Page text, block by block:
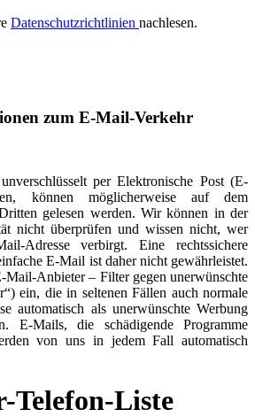
Datenschutzrichtlinien nachlesen.
zum E-Mail-Verkehr
per Elektronische Post (E-
können möglicherweise auf dem
gelesen werden. Wir können in der
nicht überprüfen und wissen nicht, wer
Adresse verbirgt. Eine rechtssichere
E-Mail ist daher nicht gewährleistet.
Mail-Anbieter – Filter gegen unerwünschte
ein, die in seltenen Fällen auch normale
automatisch als unerwünschte Werbung
E-Mails, die schädigende Programme
von uns in jedem Fall automatisch
Telefon-Liste